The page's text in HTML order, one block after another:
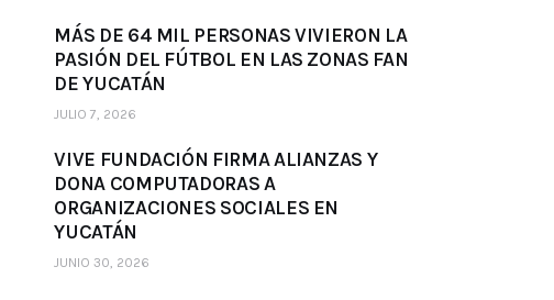
MÁS DE 64 MIL PERSONAS VIVIERON LA
PASIÓN DEL FÚTBOL EN LAS ZONAS FAN
DE YUCATÁN
JULIO 7, 2026
VIVE FUNDACIÓN FIRMA ALIANZAS Y
DONA COMPUTADORAS A
ORGANIZACIONES SOCIALES EN
YUCATÁN
JUNIO 30, 2026